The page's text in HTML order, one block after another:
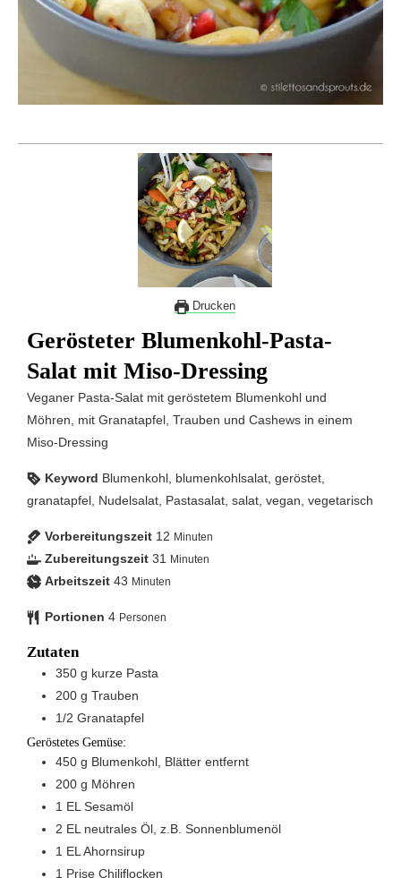
Drucken
Gerösteter Blumenkohl-Pasta-
Salat mit Miso-Dressing
Veganer Pasta-Salat mit geröstetem Blumenkohl und
Möhren, mit Granatapfel, Trauben und Cashews in einem
Miso-Dressing
Keyword Blumenkohl, blumenkohlsalat, geröstet,
granatapfel, Nudelsalat, Pastasalat, salat, vegan, vegetarisch
Vorbereitungszeit 12 Minuten
Zubereitungszeit 31 Minuten
Arbeitszeit 43 Minuten
Portionen 4 Personen
Zutaten
350 g kurze Pasta
200 g Trauben
1/2 Granatapfel
Geröstetes Gemüse:
450 g Blumenkohl, Blätter entfernt
200 g Möhren
1 EL Sesamöl
2 EL neutrales Öl, z.B. Sonnenblumenöl
1 EL Ahornsirup
1 Prise Chiliflocken